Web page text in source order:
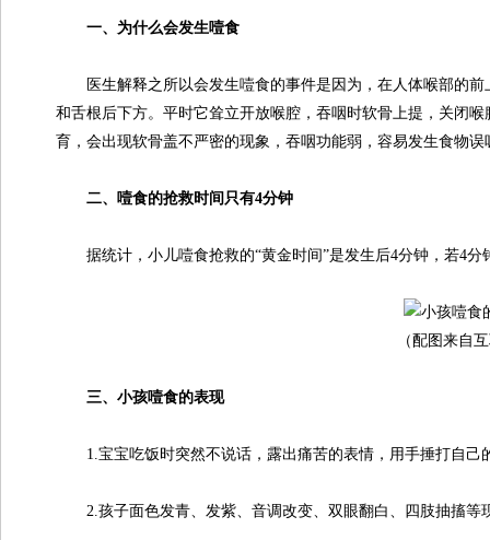
一、为什么会发生噎食
医生解释之所以会发生噎食的事件是因为，在人体喉部的前
和舌根后下方。平时它耸立开放喉腔，吞咽时软骨上提，关闭
育，会出现软骨盖不严密的现象，吞咽功能弱，容易发生食物
二、噎食的抢救时间只有4分钟
据统计，小儿噎食抢救的“黄金时间”是发生后4分钟，若4分
（配图来自
三、小孩噎食的表现
1.宝宝吃饭时突然不说话，露出痛苦的表情，用手捶打自己
2.孩子面色发青、发紫、音调改变、双眼翻白、四肢抽搐等